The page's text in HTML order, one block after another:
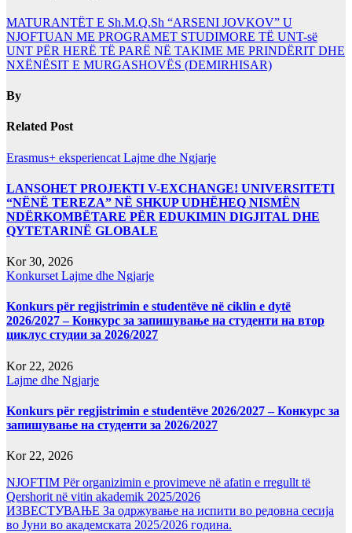
MATURANTËT E Sh.M.Q.Sh “ARSENI JOVKOV” U
NJOFTUAN ME PROGRAMET STUDIMORE TË UNT-së
UNT PËR HERË TË PARË NË TAKIME ME PRINDËRIT DHE
NXËNËSIT E MURGASHOVËS (DEMIRHISAR)
By
Related Post
Erasmus+ eksperiencat Lajme dhe Ngjarje
LANSOHET PROJEKTI V-EXCHANGE! UNIVERSITETI
“NËNË TEREZA” NË SHKUP UDHËHEQ NISMËN
NDËRKOMBËTARE PËR EDUKIMIN DIGJITAL DHE
QYTETARINË GLOBALE
Kor 30, 2026
Konkurset Lajme dhe Ngjarje
Konkurs për regjistrimin e studentëve në ciklin e dytë
2026/2027 – Конкурс за запишување на студенти на втор
циклус студии за 2026/2027
Kor 22, 2026
Lajme dhe Ngjarje
Konkurs për regjistrimin e studentëve 2026/2027 – Конкурс за
запишување на студенти за 2026/2027
Kor 22, 2026
NJOFTIM Për organizimin e provimeve në afatin e rregullt të
Qershorit në vitin akademik 2025/2026
ИЗВЕСТУВАЊЕ За одржување на испити во редовна сесија
во Јуни во академската 2025/2026 година.